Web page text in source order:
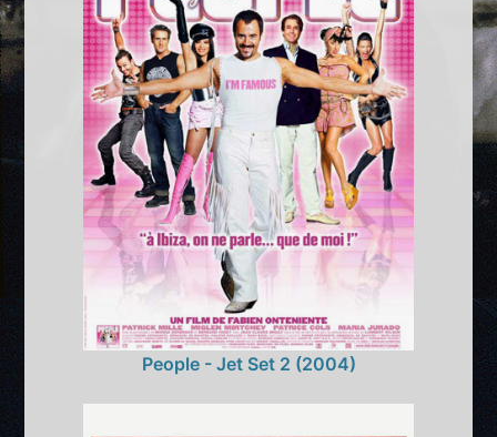
People - Jet Set 2 (2004)